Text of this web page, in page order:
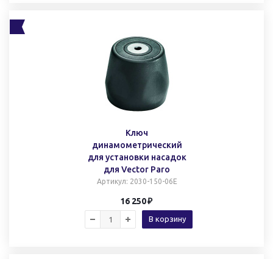
Ключ
динамометрический
для установки насадок
для Vector Paro
Артикул: 2030-150-06E
16 250
В корзину